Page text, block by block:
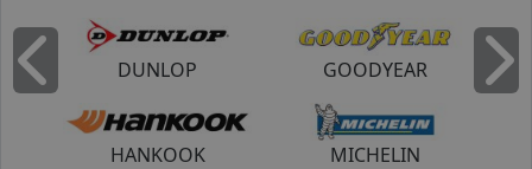
DUNLOP GOODYEAR
HANKOOK MICHELIN
Inapoi